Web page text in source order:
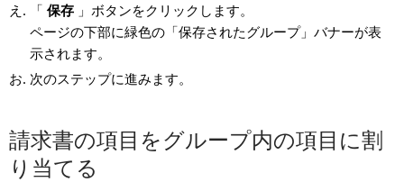
「 保存」ボタンをクリックします。
ページの下部に緑色の「保存されたグループ」バナーが表
示されます。
次のステップに進みます。
請求書の項目をグループ内の項目に割
り当てる